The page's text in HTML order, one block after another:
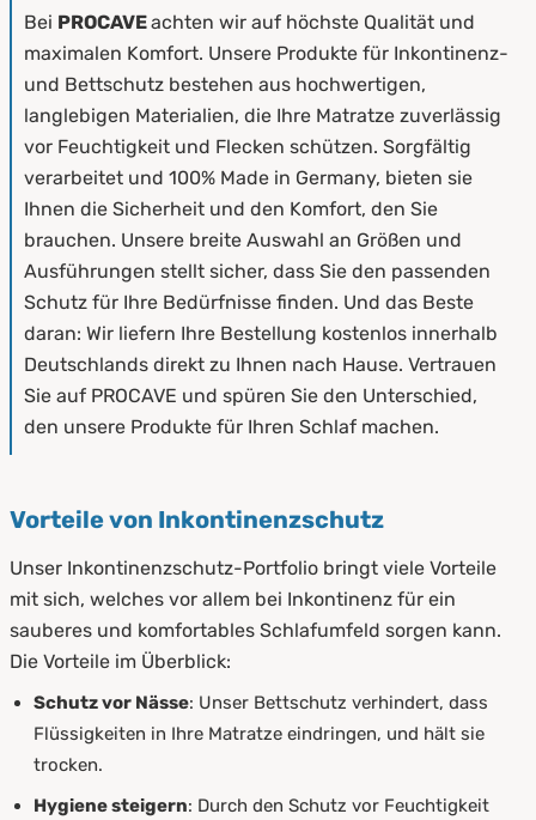
Bei PROCAVEachten wir auf höchste Qualität und
maximalen Komfort. Unsere Produkte für Inkontinenz-
und Bettschutz bestehen aus hochwertigen,
langlebigen Materialien, die Ihre Matratze zuverlässig
vor Feuchtigkeit und Flecken schützen. Sorgfältig
verarbeitet und 100% Made in Germany, bieten sie
Ihnen die Sicherheit und den Komfort, den Sie
brauchen. Unsere breite Auswahl an Größen und
Ausführungen stellt sicher, dass Sie den passenden
Schutz für Ihre Bedürfnisse finden. Und das Beste
daran: Wir liefern Ihre Bestellung kostenlos innerhalb
Deutschlands direkt zu Ihnen nach Hause. Vertrauen
Sie auf PROCAVE und spüren Sie den Unterschied,
den unsere Produkte für Ihren Schlaf machen.
Vorteile von Inkontinenzschutz
Unser Inkontinenzschutz-Portfolio bringt viele Vorteile
mit sich, welches vor allem bei Inkontinenz für ein
sauberes und komfortables Schlafumfeld sorgen kann.
Die Vorteile im Überblick:
Schutz vor Nässe: Unser Bettschutz verhindert, dass
Flüssigkeiten in Ihre Matratze eindringen, und hält sie
trocken.
Hygiene steigern: Durch den Schutz vor Feuchtigkeit